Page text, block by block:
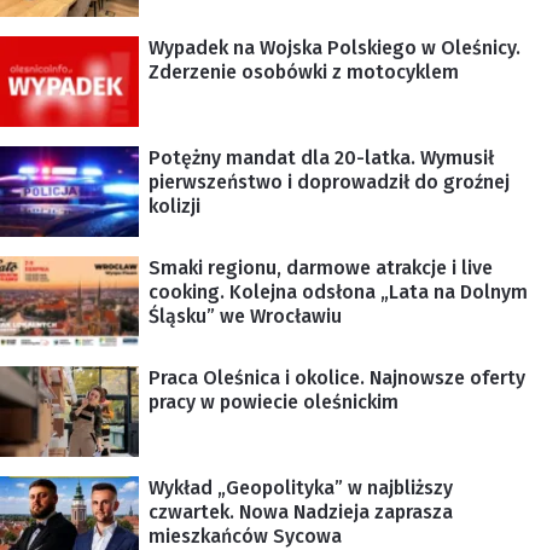
Wypadek na Wojska Polskiego w Oleśnicy.
Zderzenie osobówki z motocyklem
Potężny mandat dla 20-latka. Wymusił
pierwszeństwo i doprowadził do groźnej
kolizji
Smaki regionu, darmowe atrakcje i live
cooking. Kolejna odsłona „Lata na Dolnym
Śląsku” we Wrocławiu
Praca Oleśnica i okolice. Najnowsze oferty
pracy w powiecie oleśnickim
Wykład „Geopolityka” w najbliższy
czwartek. Nowa Nadzieja zaprasza
mieszkańców Sycowa